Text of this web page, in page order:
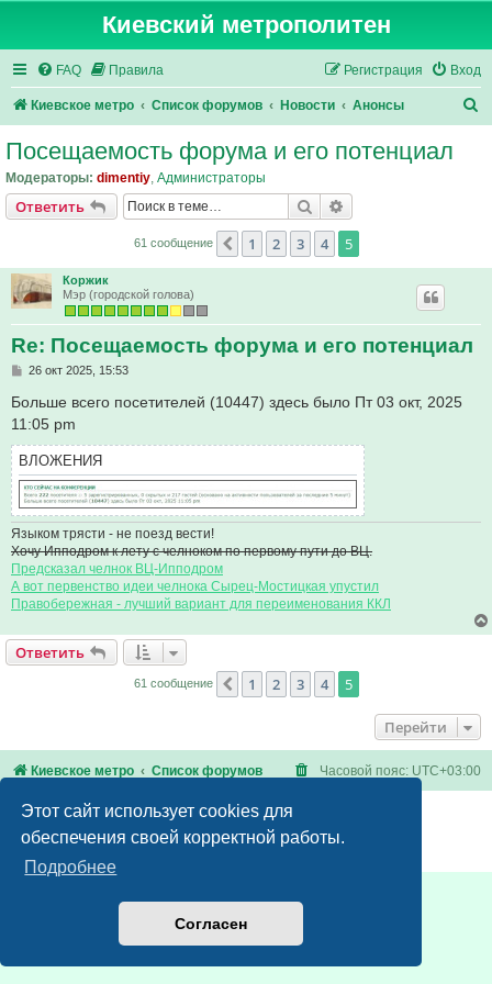
Этот сайт использует cookies для
обеспечения своей корректной работы.
Подробнее
Согласен
Киевский метрополитен
FAQ Правила Вход
Регистрация
Киевское метро Список форумов Новости Анонсы
Посещаемость форума и его потенциал
Модераторы: dimentiy, Администраторы
Ответить Поиск
61 сообщение Пред.
1 2 3 4 5
Коржик
Мэр (городской голова)
Re: Посещаемость форума и его потенциал
С
о
б
щ
н
и
е
26 окт 2025, 15:53
Больше всего посетителей (10447) здесь было Пт 03 окт, 2025
11:05 pm
ВЛОЖЕНИЯ
Языком трясти - не поезд вести!
Хочу Ипподром к лету с челноком по первому пути до ВЦ.
Предсказал челнок ВЦ-Ипподром
А вот первенство идеи челнока Сырец-Мостицкая упустил
Правобережная - лучший вариант для переименования ККЛ
Ответить
61 сообщение Пред.
1 2 3 4 5
Перейти
Киевское метро Список форумов Часовой пояс: UTC+03:00
Создано на основеphpBB® Forum Software © phpBB Limited
Русская поддержка phpBB
Конфиденциальность
|